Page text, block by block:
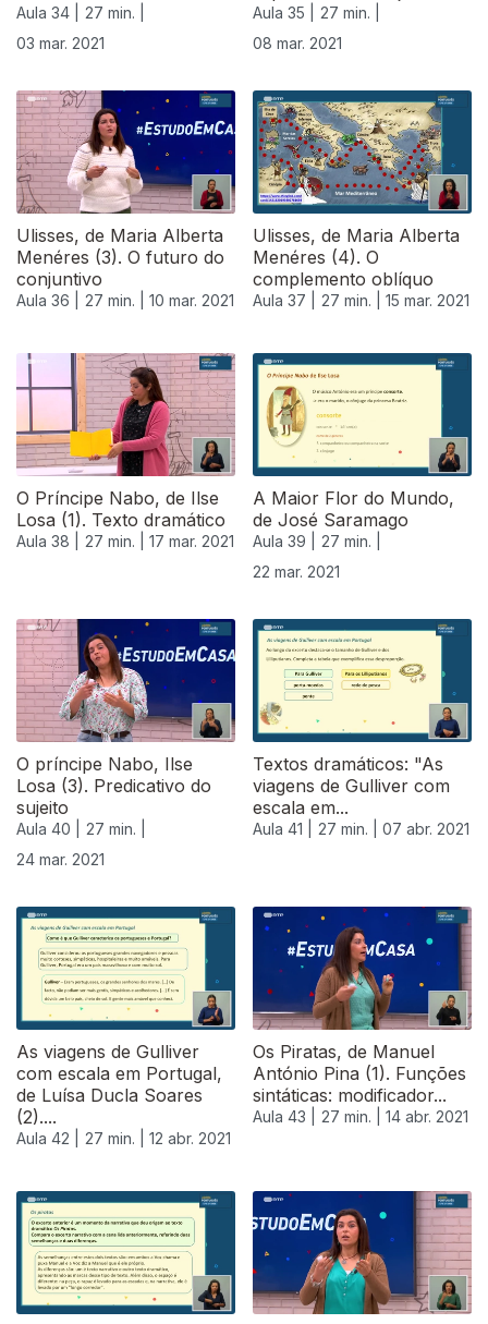
Aula 34 |
27 min. |
03 mar. 2021
Aula 35 |
27 min. |
08 mar. 2021
Ulisses, de Maria Alberta
Menéres (3). O futuro do
conjuntivo
Aula 36 | 27 min. | 10 mar. 2021
Ulisses, de Maria Alberta
Menéres (4). O
complemento oblíquo
Aula 37 | 27 min. | 15 mar. 2021
O Príncipe Nabo, de Ilse
Losa (1). Texto dramático
Aula 38 | 27 min. | 17 mar. 2021
A Maior Flor do Mundo,
de José Saramago
Aula 39 |
27 min. |
22 mar. 2021
O príncipe Nabo, Ilse
Losa (3). Predicativo do
sujeito
Aula 40 |
27 min. |
24 mar. 2021
Textos dramáticos: "As
viagens de Gulliver com
escala em...
Aula 41 | 27 min. | 07 abr. 2021
As viagens de Gulliver
com escala em Portugal,
de Luísa Ducla Soares
(2)....
Aula 42 | 27 min. | 12 abr. 2021
Os Piratas, de Manuel
António Pina (1). Funções
sintáticas: modificador...
Aula 43 | 27 min. | 14 abr. 2021